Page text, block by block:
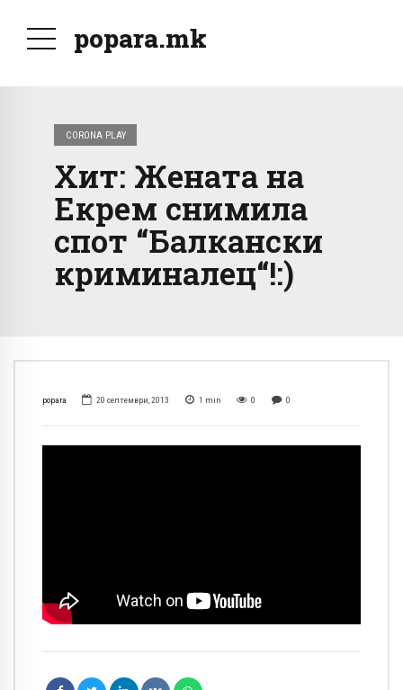
popara.mk
CORONA PLAY
Хит: Жената на
Екрем снимила
спот “Балкански
криминалец“!:)
popara 20 септември, 2013 1 min 0 0